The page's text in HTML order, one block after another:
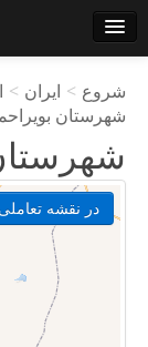
کاربران ستاره
نظرسنجی
شروع > ایران >
شهرستان
در نقشه